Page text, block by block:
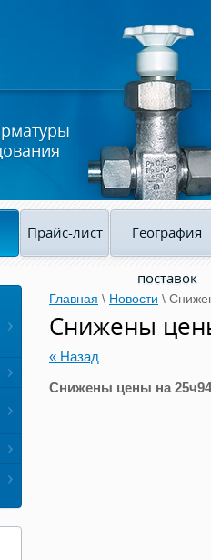
Прайс-лист География
поставок
Главная \ Новости \
Снижены
« Назад
Снижены цены на